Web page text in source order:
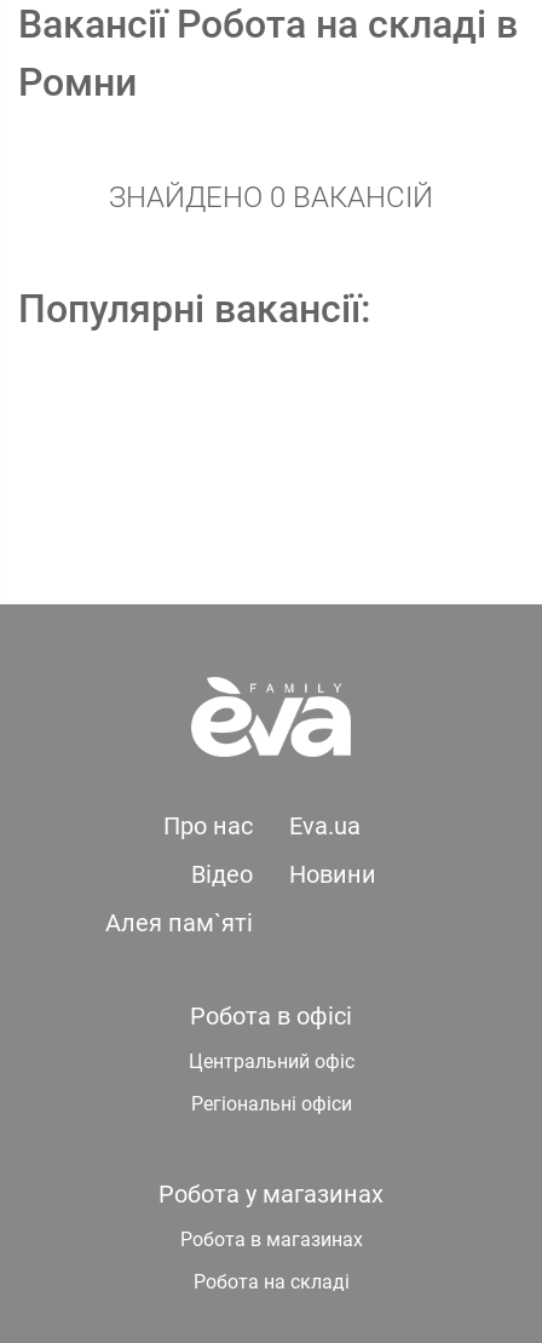
Вакансії Робота на складі в
Ромни
ЗНАЙДЕНО 0 ВАКАНСІЙ
Популярні вакансії:
Про нас
Eva.ua
Відео
Новини
Алея пам`яті
Робота в офісі
Центральний офіс
Регіональні офіси
Робота у магазинах
Робота в магазинах
Робота на складі